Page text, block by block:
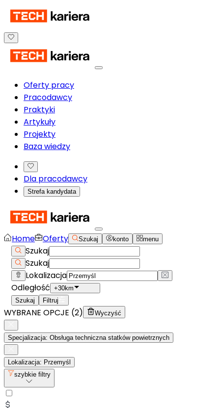
Oferty pracy
Pracodawcy
Praktyki
Artykuły
Projekty
Baza wiedzy
Dla pracodawcy
Strefa kandydata
Home Oferty Szukaj konto menu
Szukaj
Szukaj
Lokalizacja
Odległość +30km
Szukaj
Filtruj
WYBRANE OPCJE (2) Wyczyść
Specjalizacja: Obsługa techniczna statków powietrznych
Lokalizacja: Przemyśl
szybkie filtry